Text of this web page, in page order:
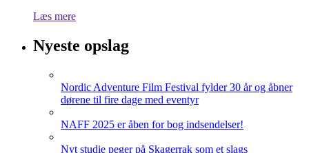
Læs mere
Nyeste opslag
Nordic Adventure Film Festival fylder 30 år og åbner
dørene til fire dage med eventyr
NAFF 2025 er åben for bog indsendelser!
Nyt studie peger på Skagerrak som et slags